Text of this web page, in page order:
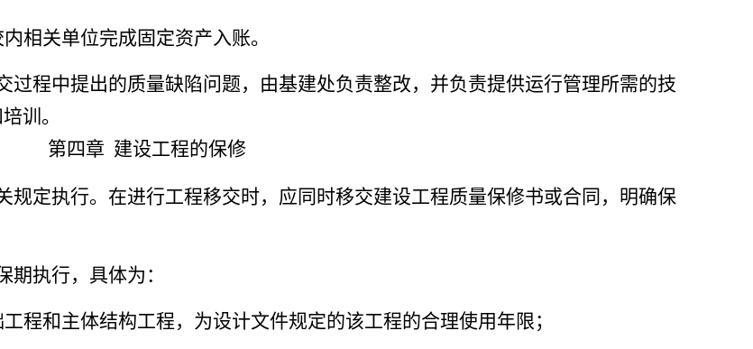
相关单位完成固定资产入账。
过程中提出的质量缺陷问题，由基建处负责整改，并负责提供运行管理所需的技
训。
第四章 建设工程的保修
规定执行。在进行工程移交时，应同时移交建设工程质量保修书或合同，明确保
执行，具体为：
程和主体结构工程，为设计文件规定的该工程的合理使用年限；